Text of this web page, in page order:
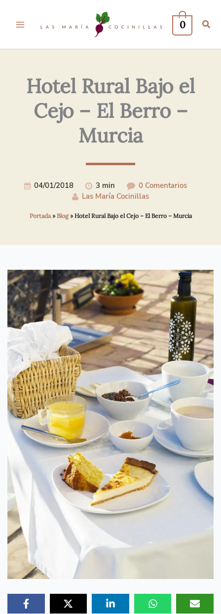
0
Hotel Rural Bajo el
Cejo – El Berro –
Murcia
04/01/2018 3 min
0 Comentarios
Las María Cocinillas
Portada»Blog»Hotel Rural Bajo el Cejo – El Berro – Murcia
Electrónico*